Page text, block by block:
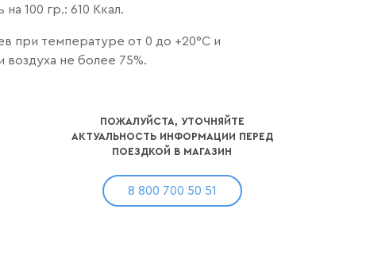
100 гр.: 610 Ккал.
при температуре от 0 до +20°С и
воздуха не более 75%.
ПОЖАЛУЙСТА, УТОЧНЯЙТЕ
АКТУАЛЬНОСТЬ ИНФОРМАЦИИ ПЕРЕД
ПОЕЗДКОЙ В МАГАЗИН
8 800 700 50 51